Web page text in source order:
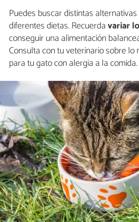
Puedes buscar distintas
diferentes dietas. Recuerdavariar
conseguir una alimentación
Consulta con tu veterinario sobre
para tu gato con alergia a la comida.